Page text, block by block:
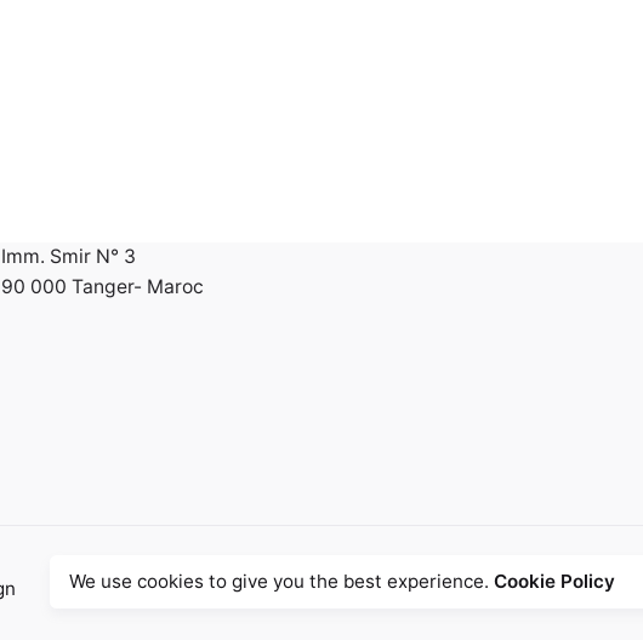
Imm. Smir N° 3
90 000 Tanger- Maroc
We use cookies to give you the best experience. Cookie Policy